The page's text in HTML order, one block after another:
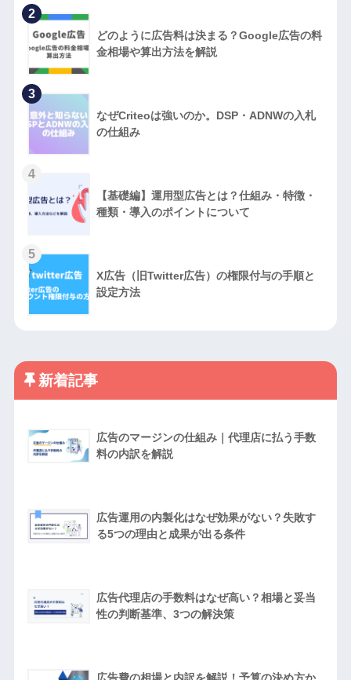
2
どのように広告料は決まる？Google広告の料
金相場や算出方法を解説
3
なぜCriteoは強いのか。DSP・ADNWの入札
の仕組み
4
【基礎編】運用型広告とは？仕組み・特徴・
種類・導入のポイントについて
5
X広告（旧Twitter広告）の権限付与の手順と
設定方法
新着記事
広告のマージンの仕組み｜代理店に払う手数
料の内訳を解説
広告運用の内製化はなぜ効果がない？失敗す
る5つの理由と成果が出る条件
広告代理店の手数料はなぜ高い？相場と妥当
性の判断基準、3つの解決策